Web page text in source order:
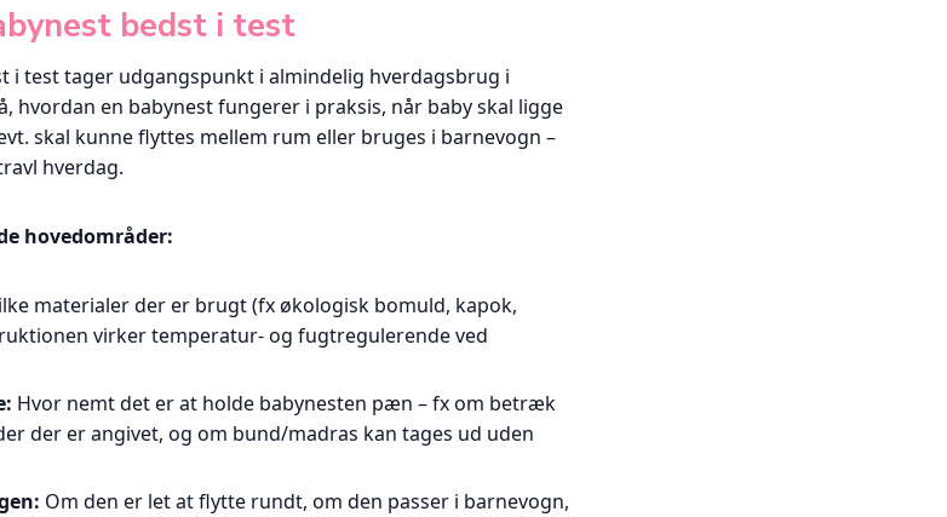
bedst i test
i test tager udgangspunkt i almindelig hverdagsbrug i
hvordan en babynest fungerer i praksis, når baby skal ligge
skal kunne flyttes mellem rum eller bruges i barnevogn –
hverdag.
hovedområder:
materialer der er brugt (fx økologisk bomuld, kapok,
virker temperatur- og fugtregulerende ved
Hvor nemt det er at holde babynesten pæn – fx om betræk
der er angivet, og om bund/madras kan tages ud uden
Om den er let at flytte rundt, om den passer i barnevogn,